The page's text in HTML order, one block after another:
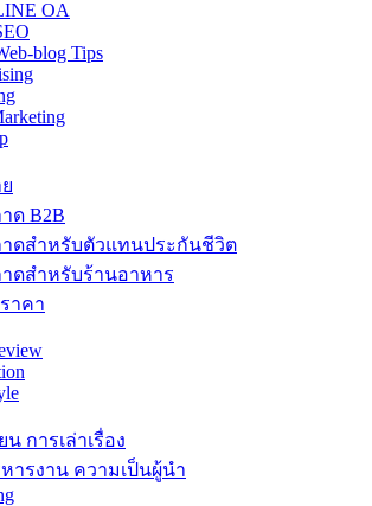
OA
blog Tips
ด B2B
าดสำหรับตัวแทนประกันชีวิต
ดสำหรับร้านอาหาร
าคา
น การเล่าเรื่อง
ารงาน ความเป็นผู้นำ